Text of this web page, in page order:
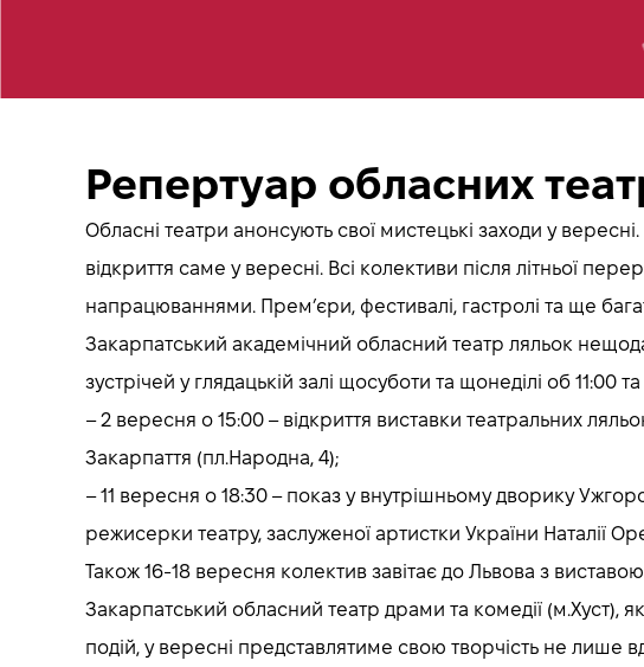
Репертуар обласних
Обласні театри анонсують свої мистецькі заходи у
відкриття саме у вересні. Всі колективи після літньої
напрацюваннями. Прем’єри, фестивалі, гастролі та ще
Закарпатський академічний обласний театр ляльок
зустрічей у глядацькій залі щосуботи та щонеділі об 11:00
– 2 вересня о 15:00 – відкриття виставки театральних
Закарпаття (пл.Народна, 4);
– 11 вересня о 18:30 ­– показ у внутрішньому дворику
режисерки театру, заслуженої артистки України Наталії
Також 16-18 вересня колектив завітає до Львова з
Закарпатський обласний театр драми та комедії (м.Хуст),
подій, у вересні представлятиме свою творчість не лише